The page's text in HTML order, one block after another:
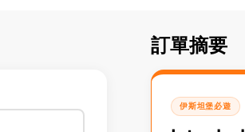
訂單摘要
伊斯坦堡必遊